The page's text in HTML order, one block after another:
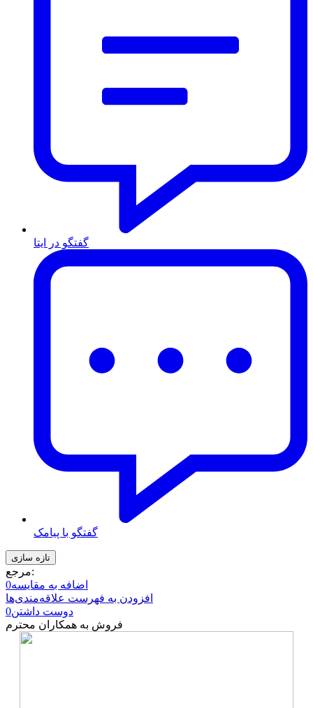
گفتگو در ایتا
گفتگو با پیامک
مرجع:
اضافه به مقایسه0
افزودن به فهرست علاقه‌مندی‌ها
دوست داشتن0
فروش به همکاران محترم